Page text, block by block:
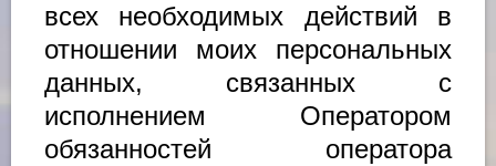
всех необходимых действий в
отношении моих персональных
данных, связанных с
исполнением Оператором
обязанностей оператора